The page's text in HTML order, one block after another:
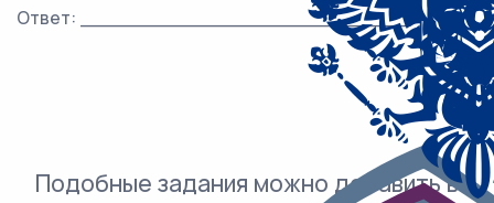
Ответ: ___________________________.
Подобные задания можно добавить в